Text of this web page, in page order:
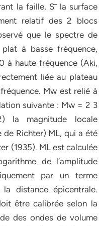
la faille, S¯ la surface
relatif des 2 blocs
que le spectre de
à basse fréquence,
à haute fréquence (Aki,
liée au plateau
Mw est relié à
suivante : Mw = 2 3
la magnitude locale
de Richter) ML, qui a été
(1935). ML est calculée
de l’amplitude
par un terme
distance épicentrale.
être calibrée selon la
des ondes de volume